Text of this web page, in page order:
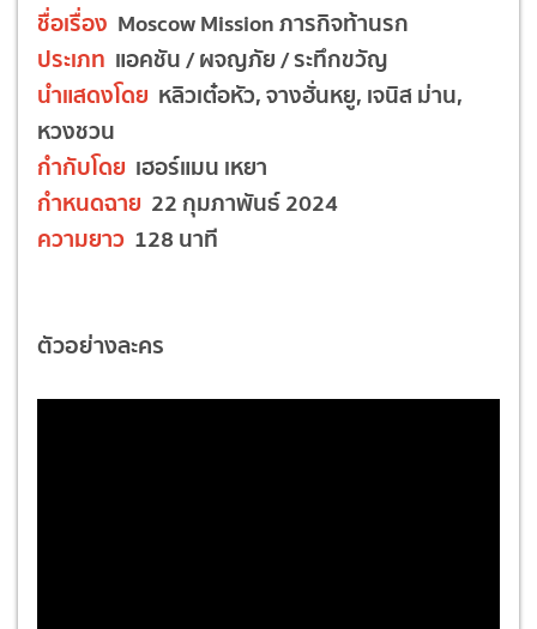
ชื่อเรื่อง Moscow Mission ภารกิจท้านรก
ประเภท แอคชัน / ผจญภัย / ระทึกขวัญ
นำแสดงโดย หลิวเต๋อหัว, จางฮั่นหยู, เจนิส ม่าน,
หวงชวน
กำกับโดย เฮอร์แมน เหยา
กำหนดฉาย 22 กุมภาพันธ์ 2024
ความยาว 128 นาที
ตัวอย่างละคร